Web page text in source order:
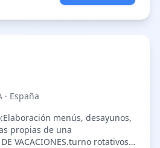
· España
menús, desayunos,
propias de una
VACACIONES.turno rotativos